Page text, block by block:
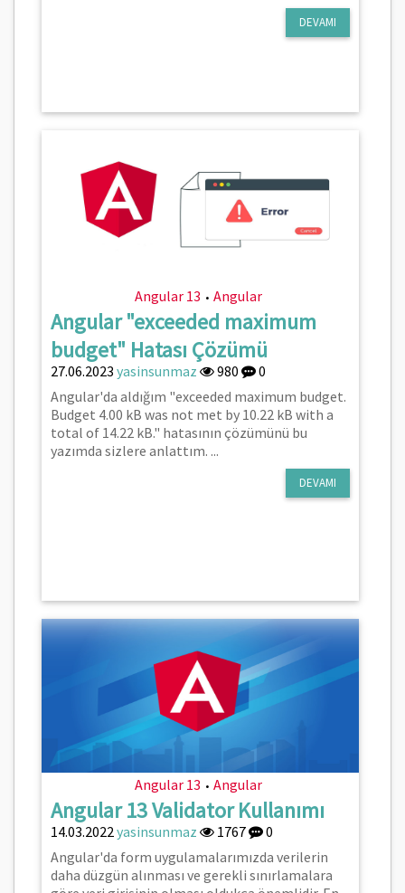
DEVAMI
Angular 13 • Angular
Angular "exceeded maximum
budget" Hatası Çözümü
27.06.2023 yasinsunmaz 980
0
Angular'da aldığım "exceeded maximum budget.
Budget 4.00 kB was not met by 10.22 kB with a
total of 14.22 kB." hatasının çözümünü bu
yazımda sizlere anlattım. ...
DEVAMI
Angular 13 • Angular
Angular 13 Validator Kullanımı
14.03.2022yasinsunmaz 1767
0
Angular'da form uygulamalarımızda verilerin
daha düzgün alınması ve gerekli sınırlamalara